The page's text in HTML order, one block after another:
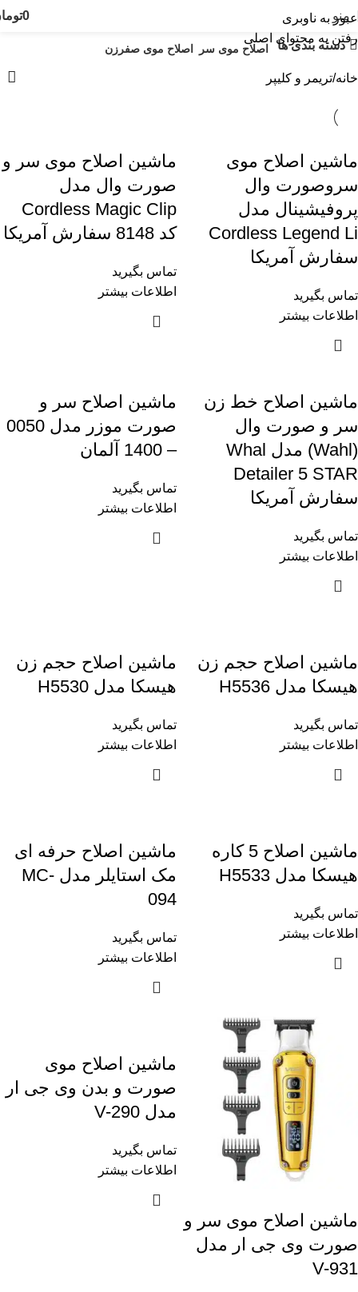
عبور به ناوبری
رفتن به محتوای اصلی
منو 0
دسته بندی ها اصلاح موی سر اصلاح موی صفرزن
خانه تریمر و کلیپر
ماشین اصلاح موی
سروصورت وال
پروفیشینال مدل
Cordless Legend Li
سفارش آمریکا
تماس بگیرید
اطلاعات بیشتر
ماشين اصلاح موی سر و
صورت وال مدل
Cordless Magic Clip
کد 8148 سفارش آمریکا
تماس بگیرید
اطلاعات بیشتر
ماشین اصلاح خط زن
سر و صورت وال
(Wahl) مدل Whal
Detailer 5 STAR
سفارش آمریکا
تماس بگیرید
اطلاعات بیشتر
ماشين اصلاح سر و
صورت موزر مدل 0050
– 1400 آلمان
تماس بگیرید
اطلاعات بیشتر
ماشین اصلاح حجم زن
هیسکا مدل H5536
تماس بگیرید
اطلاعات بیشتر
ماشین اصلاح حجم زن
هیسکا مدل H5530
تماس بگیرید
اطلاعات بیشتر
ماشین اصلاح 5 کاره
هیسکا مدل H5533
تماس بگیرید
اطلاعات بیشتر
ماشین اصلاح حرفه ای
مک استایلر مدل MC-
094
تماس بگیرید
اطلاعات بیشتر
ماشین اصلاح موی سر و
صورت وی جی ار مدل
V-931
ماشین اصلاح موی
صورت و بدن وی جی ار
مدل V-290
تماس بگیرید
اطلاعات بیشتر